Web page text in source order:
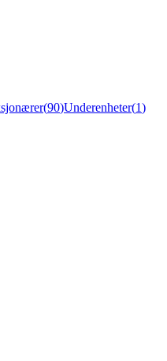
(90)Underenheter(1)